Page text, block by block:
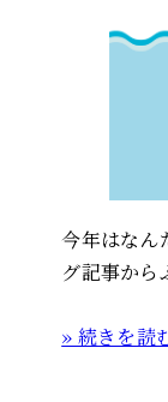
今年はなん
グ記事から
» 続きを読